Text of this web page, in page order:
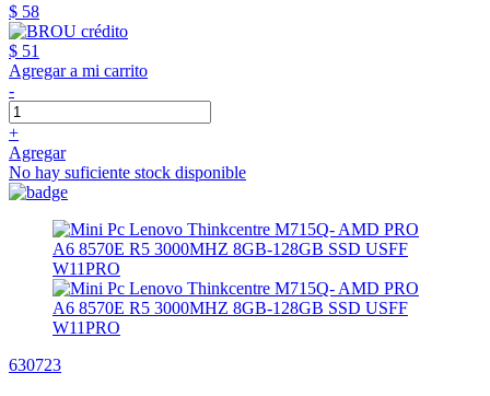
$ 58
$ 51
Agregar a mi carrito
-
+
Agregar
No hay suficiente stock disponible
630723